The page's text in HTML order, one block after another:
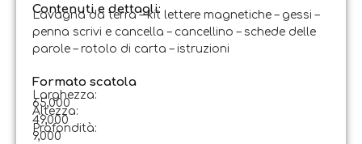
Contenuti e dettagli:
Lavagna da terra – kit lettere magnetiche – gessi –
penna scrivi e cancella – cancellino – schede delle
parole – rotolo di carta – istruzioni
Formato scatola
Larghezza:
65,000
Altezza:
49,000
Profondità:
9,000